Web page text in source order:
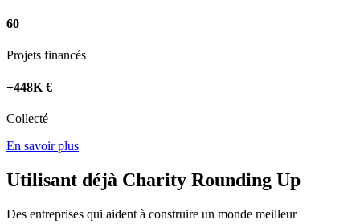
60
Projets financés
+448K €
Collecté
En savoir plus
Utilisant déjà Charity Rounding Up
Des entreprises qui aident à construire un monde meilleur